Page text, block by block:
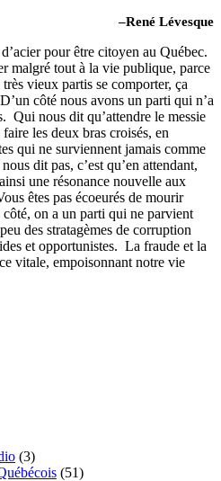
–René Lévesque
pour être citoyen au Québec.
malgré tout à la vie publique, parce
vieux partis se comporter, ça
D’un côté nous avons un parti qui n’a
Qui nous dit qu’attendre le messie
les deux bras croisés, en
qui ne surviennent jamais comme
dit pas, c’est qu’en attendant,
une résonance nouvelle aux
êtes pas écoeurés de mourir
côté, on a un parti qui ne parvient
des stratagèmes de corruption
et opportunistes. La fraude et la
vitale, empoisonnant notre vie
(3)
(51)